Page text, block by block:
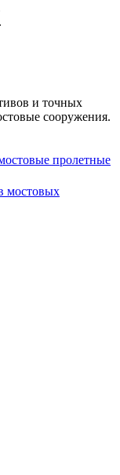
и точных
сооружения.
пролетные
мостовых